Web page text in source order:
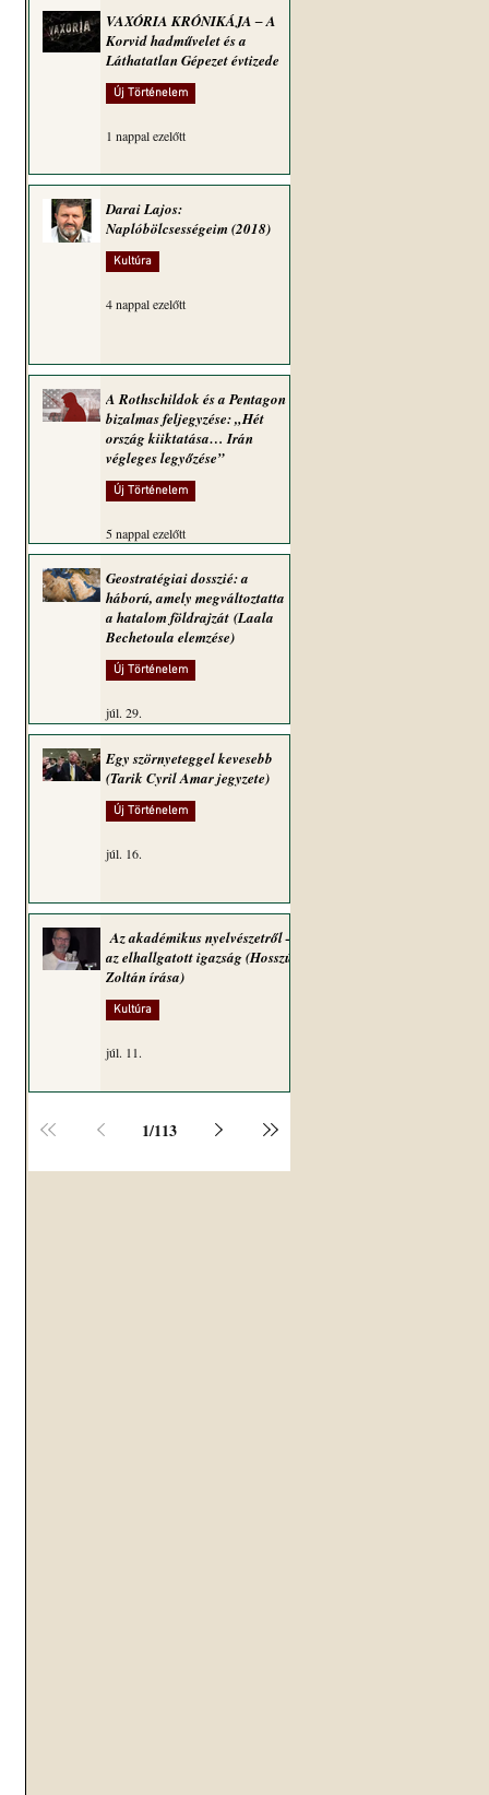
VAXÓRIA KRÓNIKÁJA ‒ A
Korvid hadművelet és a
Láthatatlan Gépezet évtizede
Új Történelem
1 nappal ezelőtt
Darai Lajos:
Naplóbölcsességeim (2018)
Kultúra
4 nappal ezelőtt
A Rothschildok és a Pentagon
bizalmas feljegyzése: „Hét
ország kiiktatása… Irán
végleges legyőzése”
Új Történelem
5 nappal ezelőtt
Geostratégiai dosszié: a
háború, amely megváltoztatta
a hatalom földrajzát (Laala
Bechetoula elemzése)
Új Történelem
júl. 29.
Egy szörnyeteggel kevesebb
(Tarik Cyril Amar jegyzete)
Új Történelem
júl. 16.
Az akadémikus nyelvészetről –
az elhallgatott igazság (Hosszú
Zoltán írása)
Kultúra
júl. 11.
1/113